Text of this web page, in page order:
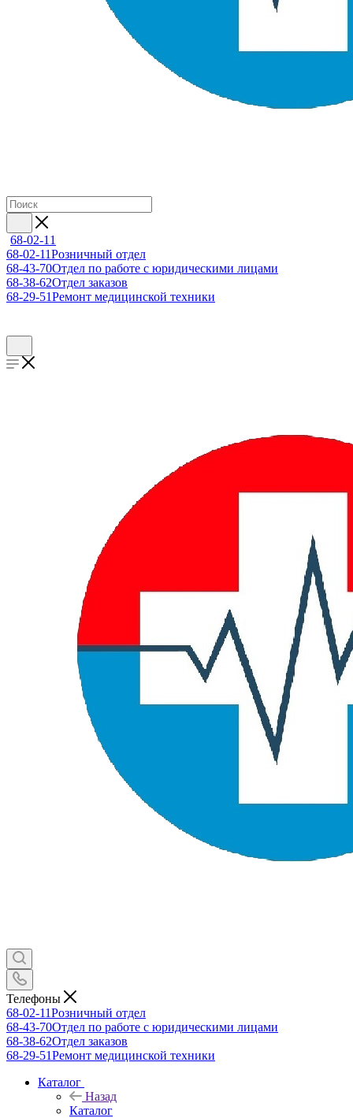
68-02-11
68-02-11Розничный отдел
68-43-70Отдел по работе с юридическими лицами
68-38-62Отдел заказов
68-29-51Ремонт медицинской техники
Телефоны
68-02-11Розничный отдел
68-43-70Отдел по работе с юридическими лицами
68-38-62Отдел заказов
68-29-51Ремонт медицинской техники
Каталог
Назад
Каталог